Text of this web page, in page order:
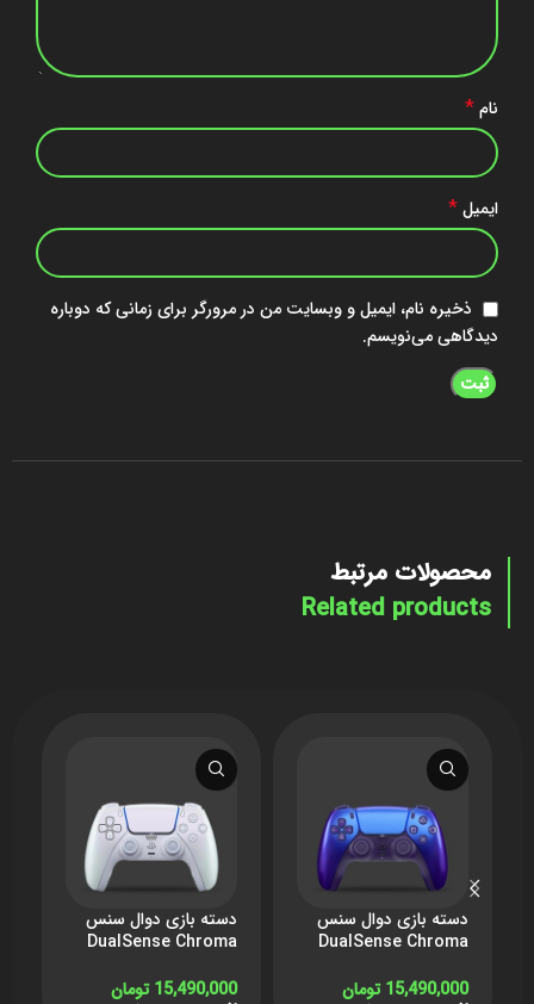
نام*
ایمیل*
ذخیره نام، ایمیل و وبسایت من در مرورگر برای زمانی که دوباره
دیدگاهی می‌نویسم.
محصولات مرتبط
Related products
دسته بازی دوال سنس
DualSense Chroma
کروما بنفش
15,490,000 تومان
دسته بازی دوال سنس
DualSense Chroma
سفید
15,490,000 تومان